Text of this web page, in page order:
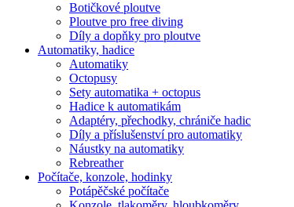
Botičkové ploutve
Ploutve pro free diving
Díly a dopňky pro ploutve
Automatiky, hadice
Automatiky
Octopusy
Sety automatika + octopus
Hadice k automatikám
Adaptéry, přechodky, chrániče hadic
Díly a příslušenství pro automatiky
Náustky na automatiky
Rebreather
Počítače, konzole, hodinky
Potápěčské počítače